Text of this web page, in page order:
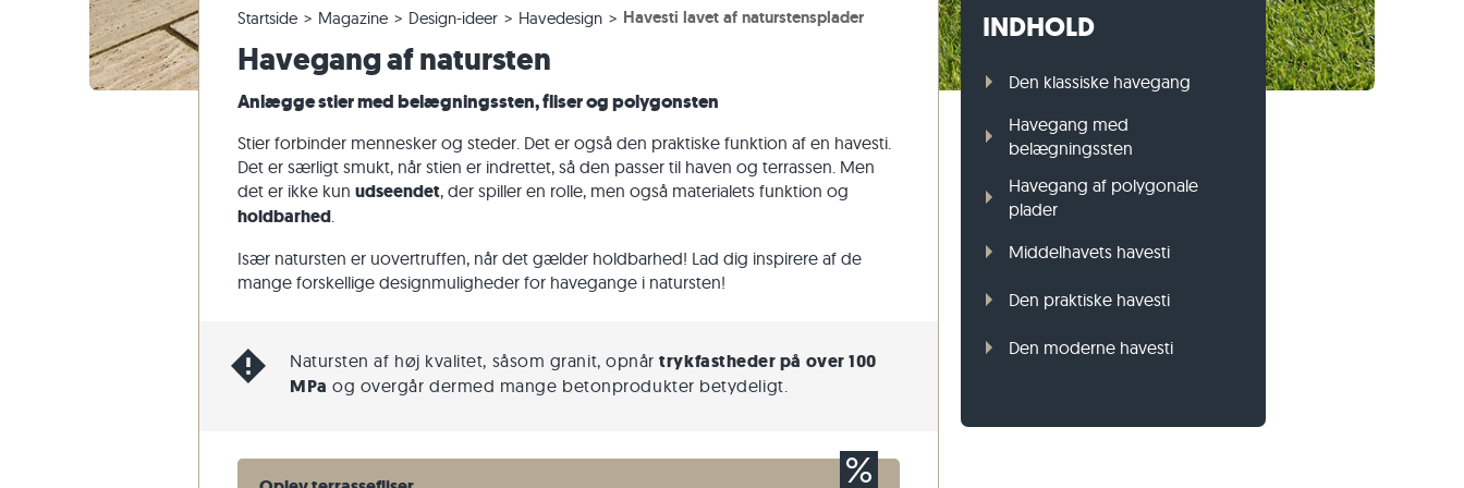
Fliser i kvartsit
Fliser af marmor
Antikke fliser
Vægbeklædning af natursten
Beige fliser
Grå fliser
Terrassefliser i kalksten
Terrassefliser i marmor
Terrassefliser i kvartsit
Terrassefliser i basalt
Polygonale terrassefliser
Beige terrassefliser
Grå terrassefliser
Belægningssten af kalksten
Trappetrin af gnejs
Trappetrin af kalksten
Mursten af travertin Græsplænekant i gnejs
Ændring og annullering af ordrer
Forsendelse af prøver
Levering og transport
Panoramisk tur
Havedesign
Levestile
Marmor
Kvartsit
Travertin
Startside Magazine Design-ideer Havedesign Havesti lavet af naturstensplader
Havegang af natursten
Anlægge stier med belægningssten, fliser og polygonsten
Stier forbinder mennesker og steder. Det er også den praktiske funktion af en havesti.
Det er særligt smukt, når stien er indrettet, så den passer til haven og terrassen. Men
det er ikke kun udseendet, der spiller en rolle, men også materialets funktion og
holdbarhed.
Især natursten er uovertruffen, når det gælder holdbarhed! Lad dig inspirere af de
mange forskellige designmuligheder for havegange i natursten!
Natursten af høj kvalitet, såsom granit, opnårtrykfastheder på over 100
MPa og overgår dermed mange betonprodukter betydeligt.
INDHOLD
Den klassiske havegang
Havegang med
belægningssten
Havegang af polygonale
plader
Middelhavets havesti
Den praktiske havesti
Den moderne havesti